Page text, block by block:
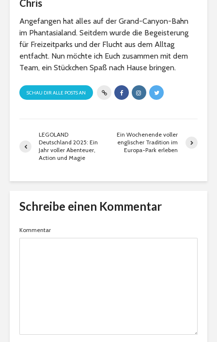
Chris
Angefangen hat alles auf der Grand-Canyon-Bahn
im Phantasialand. Seitdem wurde die Begeisterung
für Freizeitparks und der Flucht aus dem Alltag
entfacht. Nun möchte ich Euch zusammen mit dem
Team, ein Stückchen Spaß nach Hause bringen.
SCHAU DIR ALLE POSTS AN
LEGOLAND
Deutschland 2025: Ein
Jahr voller Abenteuer,
Action und Magie
Ein Wochenende voller
englischer Tradition im
Europa-Park erleben
Schreibe einen Kommentar
Kommentar